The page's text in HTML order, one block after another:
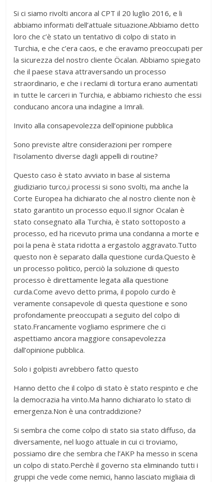
Si ci siamo rivolti ancora al CPT il 20 luglio 2016, e li
abbiamo informati dell’attuale situazione.Abbiamo detto
loro che c’è stato un tentativo di colpo di stato in
Turchia, e che c’era caos, e che eravamo preoccupati per
la sicurezza del nostro cliente Öcalan. Abbiamo spiegato
che il paese stava attraversando un processo
straordinario, e che i reclami di tortura erano aumentati
in tutte le carceri in Turchia, e abbiamo richiesto che essi
conducano ancora una indagine a Imrali.
Invito alla consapevolezza dell’opinione pubblica
Sono previste altre considerazioni per rompere
l’isolamento diverse dagli appelli di routine?
Questo caso è stato avviato in base al sistema
giudiziario turco,i processi si sono svolti, ma anche la
Corte Europea ha dichiarato che al nostro cliente non è
stato garantito un processo equo.Il signor Ocalan è
stato consegnato alla Turchia, è stato sottoposto a
processo, ed ha ricevuto prima una condanna a morte e
poi la pena è stata ridotta a ergastolo aggravato.Tutto
questo non è separato dalla questione curda.Questo è
un processo politico, perciò la soluzione di questo
processo è direttamente legata alla questione
curda.Come avevo detto prima, il popolo curdo è
veramente consapevole di questa questione e sono
profondamente preoccupati a seguito del colpo di
stato.Francamente vogliamo esprimere che ci
aspettiamo ancora maggiore consapevolezza
dall’opinione pubblica.
Solo i golpisti avrebbero fatto questo
Hanno detto che il colpo di stato è stato respinto e che
la democrazia ha vinto.Ma hanno dichiarato lo stato di
emergenza.Non è una contraddizione?
Si sembra che come colpo di stato sia stato diffuso, da
diversamente, nel luogo attuale in cui ci troviamo,
possiamo dire che sembra che l’AKP ha messo in scena
un colpo di stato.Perchè il governo sta eliminando tutti i
gruppi che vede come nemici, hanno lasciato migliaia di